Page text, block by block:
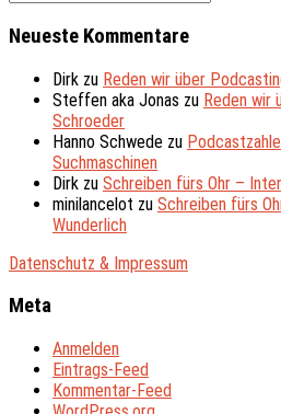
Neueste Kommentare
Dirk zu Reden wir über
Steffen aka Jonas zu Reden wir
Schroeder
Hanno Schwede zu
Suchmaschinen
Dirk zu Schreiben fürs Ohr –
minilancelot zu Schreiben fürs
Wunderlich
Datenschutz & Impressum
Meta
Anmelden
Eintrags-Feed
Kommentar-Feed